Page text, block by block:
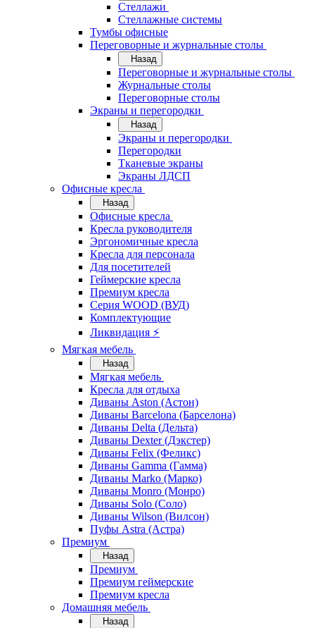
Стеллажи
Стеллажные системы
Тумбы офисные
Переговорные и журнальные столы
Назад
Переговорные и журнальные столы
Журнальные столы
Переговорные столы
Экраны и перегородки
Назад
Экраны и перегородки
Перегородки
Тканевые экраны
Экраны ЛДСП
Офисные кресла
Назад
Офисные кресла
Кресла руководителя
Эргономичные кресла
Кресла для персонала
Для посетителей
Геймерские кресла
Премиум кресла
Серия WOOD (ВУД)
Комплектующие
Ликвидация ⚡
Мягкая мебель
Назад
Мягкая мебель
Кресла для отдыха
Диваны Aston (Астон)
Диваны Barcelona (Барселона)
Диваны Delta (Дельта)
Диваны Dexter (Дэкстер)
Диваны Felix (Феликс)
Диваны Gamma (Гамма)
Диваны Marko (Марко)
Диваны Monro (Монро)
Диваны Solo (Соло)
Диваны Wilson (Вилсон)
Пуфы Astra (Астра)
Премиум
Назад
Премиум
Премиум геймерские
Премиум кресла
Домашняя мебель
Назад